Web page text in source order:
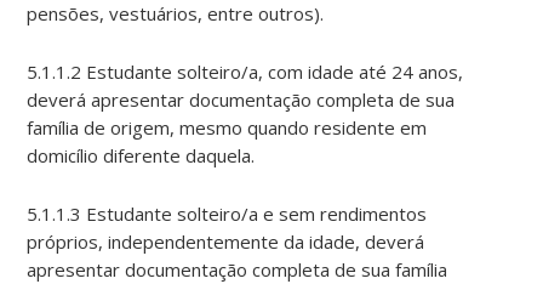
pensões, vestuários, entre outros).
5.1.1.2 Estudante solteiro/a, com idade até 24 anos,
deverá apresentar documentação completa de sua
família de origem, mesmo quando residente em
domicílio diferente daquela.
5.1.1.3 Estudante solteiro/a e sem rendimentos
próprios, independentemente da idade, deverá
apresentar documentação completa de sua família